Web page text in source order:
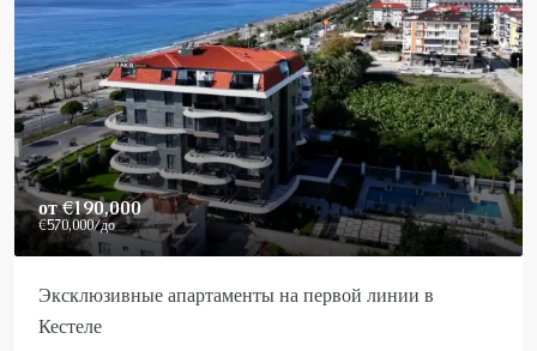
Price On Request
Роскошный пентхаус в Аланье на продажу
Аланья, Каргыджак